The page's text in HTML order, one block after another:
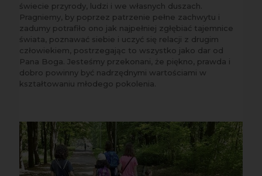
świecie przyrody, ludzi i we własnych duszach.
Pragniemy, by poprzez patrzenie pełne zachwytu i
zadumy potrafiło ono jak najpełniej zgłębiać tajemnice
świata, poznawać siebie i uczyć się relacji z drugim
człowiekiem, postrzegając to wszystko jako dar od
Pana Boga. Jesteśmy przekonani, że piękno, prawda i
dobro powinny być nadrzędnymi wartościami w
kształtowaniu młodego pokolenia.